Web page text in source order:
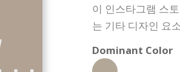
이 인스타그램 스
는 기타 디자인 요
Dominant Color